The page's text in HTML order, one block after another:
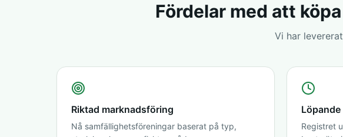
Fördelar med att
Vi har
Riktad marknadsföring
Nå samfällighetsföreningar baserat på typ,
Registret